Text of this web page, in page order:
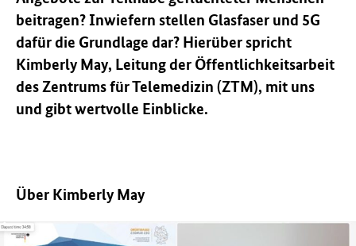
beitragen? Inwiefern stellen Glasfaser und 5G
dafür die Grundlage dar? Hierüber spricht
Kimberly May, Leitung der Öffentlichkeitsarbeit
des Zentrums für Telemedizin (ZTM), mit uns
und gibt wertvolle Einblicke.
Über Kimberly May